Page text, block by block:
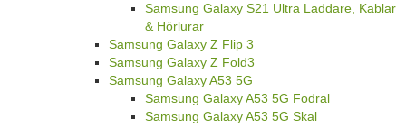
Samsung Galaxy S21 Ultra Laddare, Kablar
& Hörlurar
Samsung Galaxy Z Flip 3
Samsung Galaxy Z Fold3
Samsung Galaxy A53 5G
Samsung Galaxy A53 5G Fodral
Samsung Galaxy A53 5G Skal